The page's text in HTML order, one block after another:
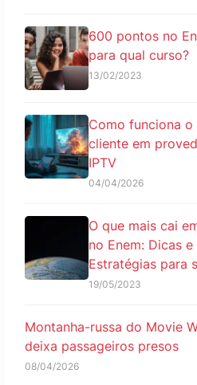
600 pontos no
para qual curso?
13/02/2023
Como funciona
cliente em
IPTV
04/04/2026
O que mais cai
no Enem: Dicas e
Estratégias para
19/05/2023
Montanha-russa do Movie
deixa passageiros presos
08/04/2026